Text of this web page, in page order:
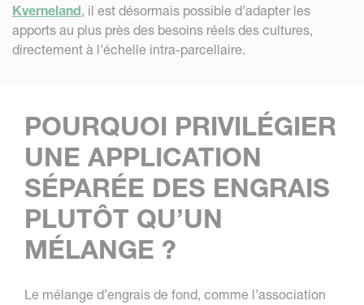
Kverneland, il est désormais possible d’adapter les
apports au plus près des besoins réels des cultures,
directement à l’échelle intra-parcellaire.
POURQUOI PRIVILÉGIER
UNE APPLICATION
SÉPARÉE DES ENGRAIS
PLUTÔT QU’UN
MÉLANGE ?
Le mélange d’engrais de fond, comme l’association